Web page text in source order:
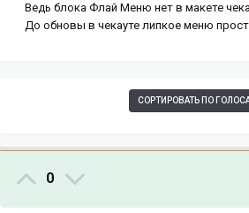
Ведь блока Флай Меню нет в макете
До обновы в чекауте липкое меню
СОРТИРОВАТЬ ПО
0